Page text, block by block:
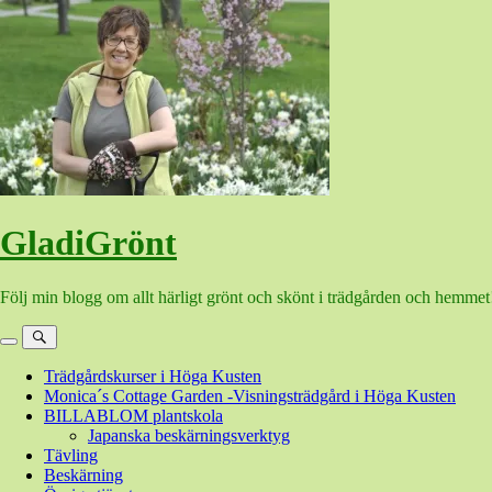
Hoppa
GladiGrönt
Följ min blogg om allt härligt grönt och skönt i trädgården och
MenySök
Trädgårdskurser i Höga Kusten
Monica´s Cottage Garden -Visningsträdgård i Höga Kusten
BILLABLOM plantskola
Japanska beskärningsverktyg
Tävling
Beskärning